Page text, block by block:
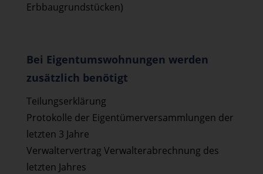
Erbbaugrundstücken)
Bei Eigentumswohnungen werden
zusätzlich benötigt
Teilungserklärung
Protokolle der Eigentümerversammlungen der
letzten 3 Jahre
Verwaltervertrag Verwalterabrechnung des
letzten Jahres